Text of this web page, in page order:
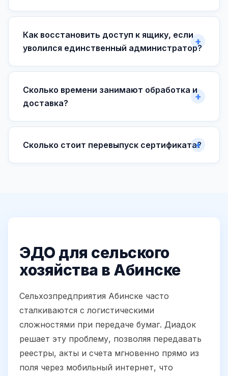
Как восстановить доступ к ящику, если
уволился единственный администратор?
Сколько времени занимают обработка и
доставка?
Сколько стоит перевыпуск сертификата?
ЭДО для сельского
хозяйства в Абинске
Сельхозпредприятия Абинске часто
сталкиваются с логистическими
сложностями при передаче бумаг. Диадок
решает эту проблему, позволяя передавать
реестры, акты и счета мгновенно прямо из
поля через мобильный интернет, что